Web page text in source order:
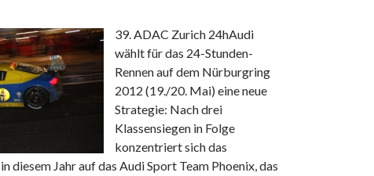
39. ADAC Zurich 24hAudi
wählt für das 24-Stunden-
Rennen auf dem Nürburgring
2012 (19./20. Mai) eine neue
Strategie: Nach drei
Klassensiegen in Folge
konzentriert sich das
diesem Jahr auf das Audi Sport Team Phoenix, das